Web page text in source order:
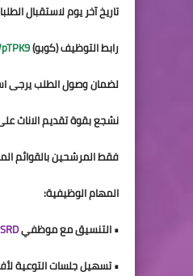
تاريخ آخر يوم لاستقبال الطلبات 17 تموز
رابط التوظيف (كوبو)
لضمان وصول الطلب يرجى
نشجع بقوة تقديم الاناث
فقط المرشحين بالقوائم
المهام الوظيفية:
• التنسيق مع موظفي SRD
• تسهيل جلسات التوعية